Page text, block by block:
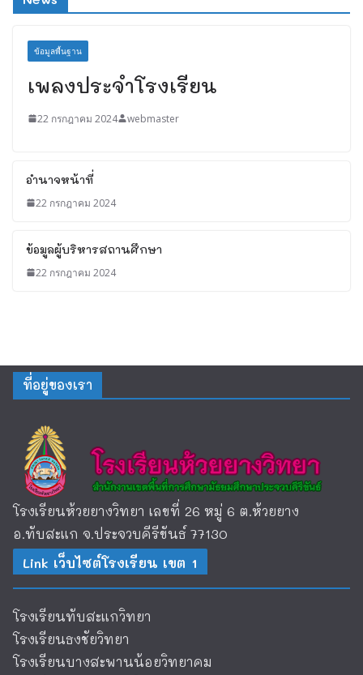
ข้อมูลพื้นฐาน
เพลงประจำโรงเรียน
22 กรกฎาคม 2024 webmaster
อำนาจหน้าที่
22 กรกฎาคม 2024
ข้อมูลผู้บริหารสถานศึกษา
22 กรกฎาคม 2024
ที่อยู่ของเรา
โรงเรียนห้วยยางวิทยา เลขที่ 26 หมู่ 6 ต.ห้วยยาง
อ.ทับสะแก จ.ประจวบคีรีขันธ์ 77130
Link เว็บไซต์โรงเรียน เขต 1
โรงเรียนทับสะแกวิทยา
โรงเรียนธงชัยวิทยา
โรงเรียนบางสะพานน้อยวิทยาคม